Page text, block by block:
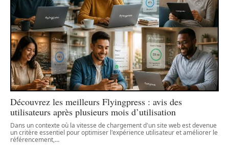
Découvrez les meilleurs Flyingpress : avis des
utilisateurs après plusieurs mois d’utilisation
Dans un contexte où la vitesse de chargement d'un site web est devenue
un critère essentiel pour optimiser l'expérience utilisateur et améliorer le
référencement,…